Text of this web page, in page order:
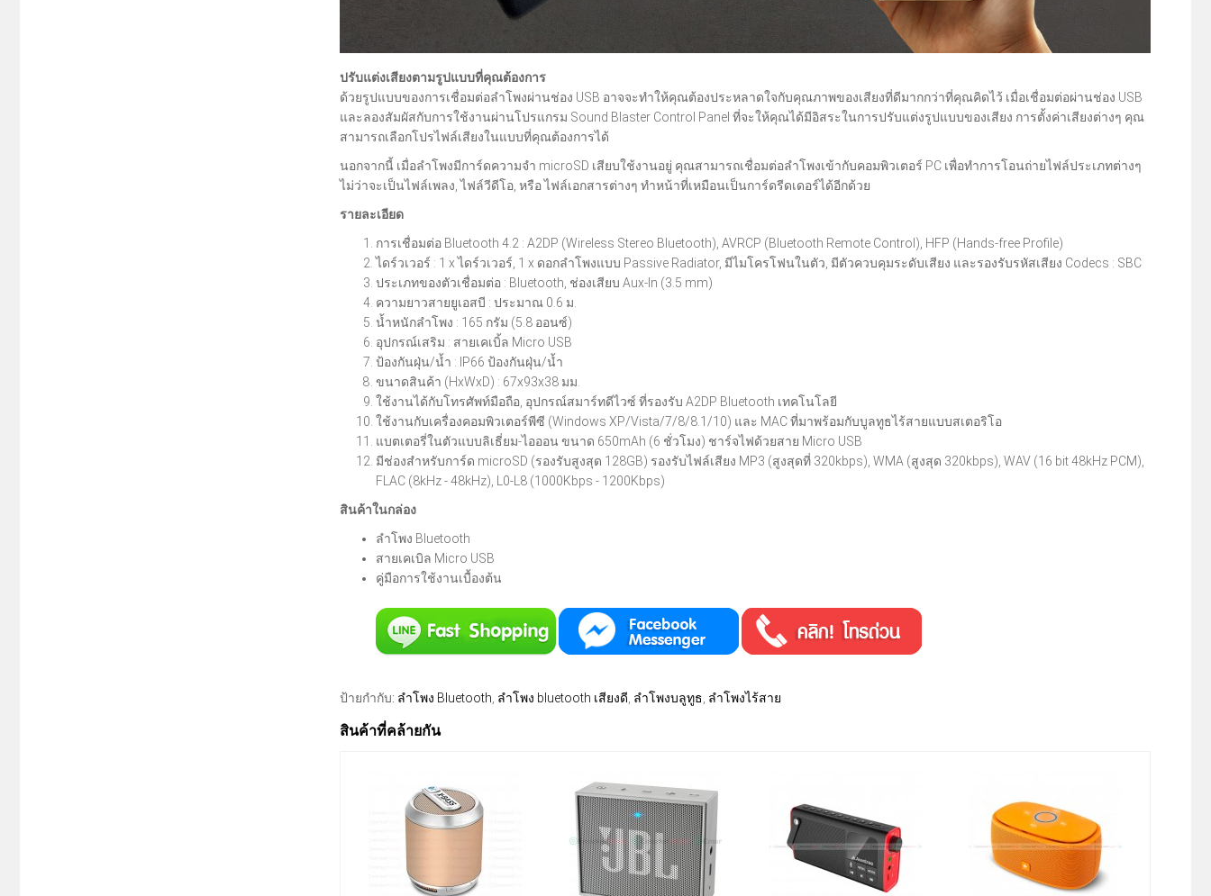
ปรับแต่งเสียงตามรูปแบบที่คุณต้องการ
ด้วยรูปแบบของการเชื่อมต่อลำโพงผ่านช่อง USB อาจจะทำให้คุณต้องประหลาดใจกับคุณภาพของเสียงที่ดีมากกว่าที่คุณคิดไว้ เมื่อเชื่อมต่อผ่านช่อง USB
และลองสัมผัสกับการใช้งานผ่านโปรแกรม Sound Blaster Control Panel ที่จะให้คุณได้มีอิสระในการปรับแต่งรูปแบบของเสียง การตั้งค่าเสียงต่างๆ คุณ
สามารถเลือกโปรไฟล์เสียงในแบบที่คุณต้องการได้
นอกจากนี้ เมื่อลำโพงมีการ์ดความจำ microSD เสียบใช้งานอยู่ คุณสามารถเชื่อมต่อลำโพงเข้ากับคอมพิวเตอร์ PC เพื่อทำการโอนถ่ายไฟล์ประเภทต่างๆ
ไม่ว่าจะเป็นไฟล์เพลง, ไฟล์วีดีโอ, หรือ ไฟล์เอกสารต่างๆ ทำหน้าที่เหมือนเป็นการ์ดรีดเดอร์ได้อีกด้วย
รายละเอียด
การเชื่อมต่อ Bluetooth 4.2 : A2DP (Wireless Stereo Bluetooth), AVRCP (Bluetooth Remote Control), HFP (Hands-free Profile)
ไดร์วเวอร์ : 1 x ไดร์วเวอร์, 1 x ดอกลำโพงแบบ Passive Radiator, มีไมโครโฟนในตัว, มีตัวควบคุมระดับเสียง และรองรับรหัสเสียง Codecs : SBC
ประเภทของตัวเชื่อมต่อ : Bluetooth, ช่องเสียบ Aux-In (3.5 mm)
ความยาวสายยูเอสบี : ประมาณ 0.6 ม.
น้ำหนักลำโพง : 165 กรัม (5.8 ออนซ์)
อุปกรณ์เสริม : สายเคเบิ้ล Micro USB
ป้องกันฝุ่น/น้ำ : IP66 ป้องกันฝุ่น/น้ำ
ขนาดสินค้า (HxWxD) : 67x93x38 มม.
ใช้งานได้กับโทรศัพท์มือถือ, อุปกรณ์สมาร์ทดีไวซ์ ที่รองรับ A2DP Bluetooth เทคโนโลยี
ใช้งานกับเครื่องคอมพิวเตอร์พีซี (Windows XP/Vista/7/8/8.1/10) และ MAC ที่มาพร้อมกับบูลทูธไร้สายแบบสเตอริโอ
แบตเตอรี่ในตัวแบบลิเธี่ยม-ไอออน ขนาด 650mAh (6 ชั่วโมง) ชาร์จไฟด้วยสาย Micro USB
มีช่องสำหรับการ์ด microSD (รองรับสูงสุด 128GB) รองรับไฟล์เสียง MP3 (สูงสุดที่ 320kbps), WMA (สูงสุด 320kbps), WAV (16 bit 48kHz PCM),
FLAC (8kHz - 48kHz), L0-L8 (1000Kbps - 1200Kbps)
สินค้าในกล่อง
ลำโพง Bluetooth
สายเคเบิล Micro USB
คู่มือการใช้งานเบื้องต้น
ป้ายกำกับ: ลำโพง Bluetooth, ลำโพง bluetooth เสียงดี, ลำโพงบลูทูธ, ลำโพงไร้สาย
สินค้าที่คล้ายกัน